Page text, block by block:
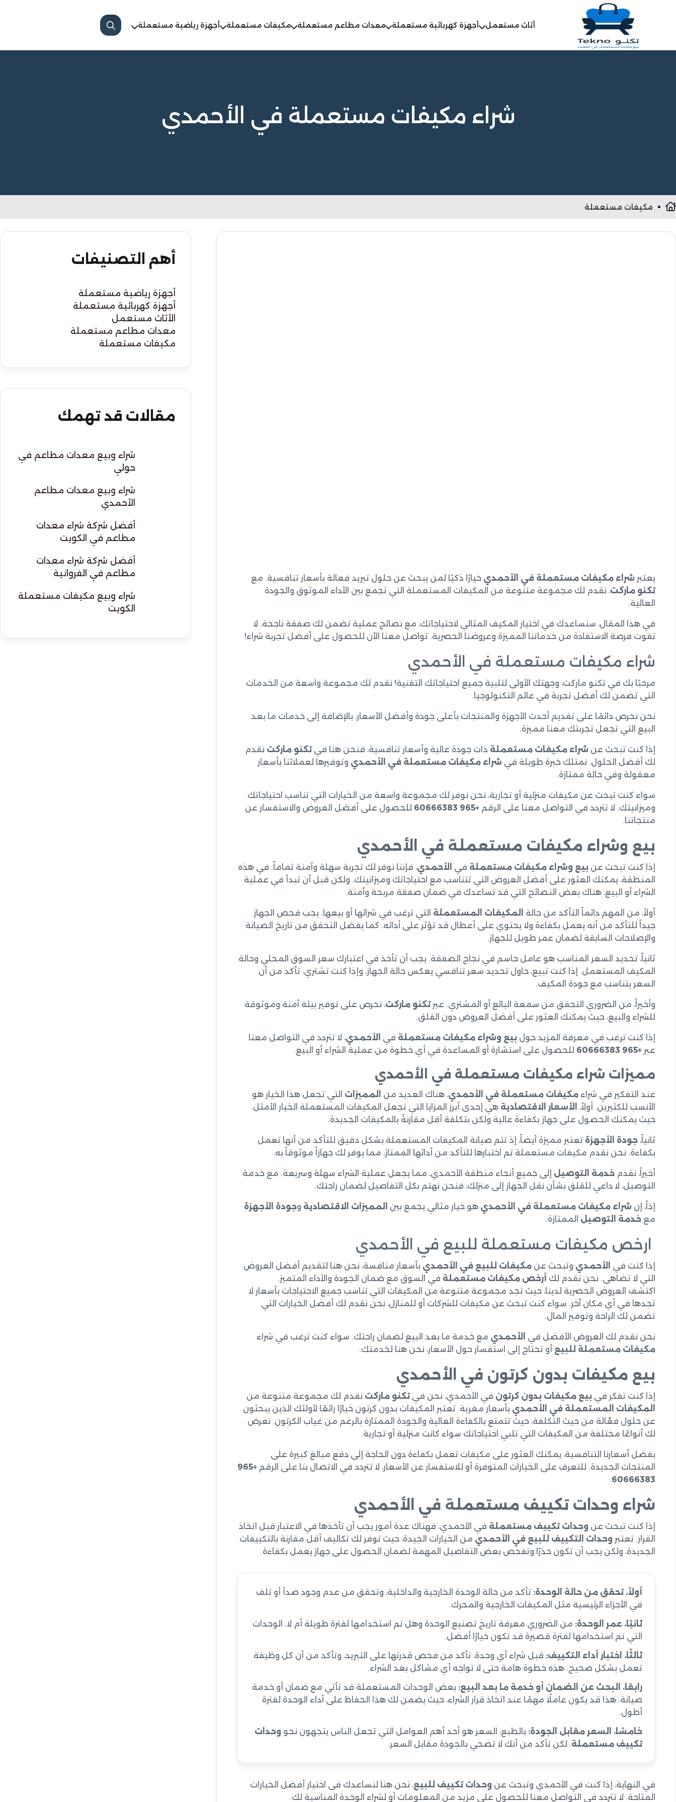
أثاث مستعمل أجهزة كهربائية مستعملة معدات مطاعم مستعملة مكيفات مستعملة أجهزة رياضية مستعملة
شراء مكيفات مستعملة في الأحمدي
مكيفات مستعملة
يعتبر شراء مكيفات مستعملة في الأحمدي خيارًا ذكيًا لمن يبحث عن حلول تبريد فعالة بأسعار تنافسية. مع
تكنو ماركت، نقدم لك مجموعة متنوعة من المكيفات المستعملة التي تجمع بين الأداء الموثوق والجودة
العالية.
في هذا المقال، سنساعدك في اختيار المكيف المثالي لاحتياجاتك، مع نصائح عملية تضمن لك صفقة ناجحة. لا
تفوت فرصة الاستفادة من خدماتنا المميزة وعروضنا الحصرية. تواصل معنا الآن للحصول على أفضل تجربة شراء!
شراء مكيفات مستعملة في الأحمدي
مرحبًا بك في تكنو ماركت، وجهتك الأولى لتلبية جميع احتياجاتك التقنية! نقدم لك مجموعة واسعة من الخدمات
التي تضمن لك أفضل تجربة في عالم التكنولوجيا.
نحن نحرص دائمًا على تقديم أحدث الأجهزة والمنتجات بأعلى جودة وأفضل الأسعار، بالإضافة إلى خدمات ما بعد
البيع التي تجعل تجربتك معنا مميزة.
إذا كنت تبحث عن شراء مكيفات مستعملة ذات جودة عالية وأسعار تنافسية، فنحن هنا فيتكنو ماركت نقدم
لك أفضل الحلول. نمتلك خبرة طويلة في شراء مكيفات مستعملة في الأحمدي وتوفيرها لعملائنا بأسعار
معقولة وفي حالة ممتازة.
سواء كنت تبحث عن مكيفات منزلية أو تجارية، نحن نوفر لك مجموعة واسعة من الخيارات التي تناسب احتياجاتك
وميزانيتك. لا تتردد في التواصل معنا على الرقم +965 60666383
للحصول على أفضل العروض والاستفسار عن
منتجاتنا.
بيع وشراء مكيفات مستعملة في الأحمدي
إذا كنت تبحث عن بيع وشراء مكيفات مستعملة في الأحمدي، فإننا نوفر لك تجربة سهلة وآمنة تماماً. في هذه
المنطقة، يمكنك العثور على أفضل العروض التي تتناسب مع احتياجاتك وميزانيتك. ولكن قبل أن تبدأ في عملية
الشراء أو البيع، هناك بعض النصائح التي قد تساعدك في ضمان صفقة مربحة وآمنة.
أولاً، من المهم دائماً التأكد من حالة المكيفات المستعملة التي ترغب في شرائها أو بيعها. يجب فحص الجهاز
جيداً للتأكد من أنه يعمل بكفاءة ولا يحتوي على أعطال قد تؤثر على أدائه. كما يفضل التحقق من تاريخ الصيانة
والإصلاحات السابقة لضمان عمر طويل للجهاز.
ثانياً، تحديد السعر المناسب هو عامل حاسم في نجاح الصفقة. يجب أن تأخذ في اعتبارك سعر السوق المحلي وحالة
المكيف المستعمل. إذا كنت تبيع، حاول تحديد سعر تنافسي يعكس حالة الجهاز، وإذا كنت تشتري، تأكد من أن
السعر يتناسب مع جودة المكيف.
وأخيراً، من الضروري التحقق من سمعة البائع أو المشتري. عبرتكنو ماركت، نحرص على توفير بيئة آمنة وموثوقة
للشراء والبيع، حيث يمكنك العثور على أفضل العروض دون القلق.
إذا كنت ترغب في معرفة المزيد حول بيع وشراء مكيفات مستعملة في الأحمدي، لا تتردد في التواصل معنا
عبر +965 60666383 للحصول على استشارة أو المساعدة في أي خطوة من عملية الشراء أو البيع.
مميزات شراء مكيفات مستعملة في الأحمدي
عند التفكير في شراء مكيفات مستعملة في الأحمدي، هناك العديد من المميزات التي تجعل هذا الخيار هو
الأنسب للكثيرين. أولاً،
الأسعار الاقتصادية هي إحدى أبرز المزايا التي تجعل المكيفات المستعملة الخيار الأمثل.
حيث يمكنك الحصول على جهاز بكفاءة عالية ولكن بتكلفة أقل مقارنةً بالمكيفات الجديدة.
ثانياً، جودة الأجهزة تعتبر مميزة أيضاً، إذ تتم صيانة المكيفات المستعملة بشكل دقيق للتأكد من أنها تعمل
بكفاءة. نحن نقدم مكيفات مستعملة تم اختبارها للتأكد من أدائها الممتاز، مما يوفر لك جهازاً موثوقاً به.
أخيراً، نقدم خدمة التوصيل إلى جميع أنحاء منطقة الأحمدي، مما يجعل عملية الشراء سهلة وسريعة. مع خدمة
التوصيل، لا داعي للقلق بشأن نقل الجهاز إلى منزلك، فنحن نهتم بكل التفاصيل لضمان راحتك.
إذاً، إن شراء مكيفات مستعملة في الأحمدي هو خيار مثالي يجمع بين المميزات الاقتصادية وجودة الأجهزة
مع خدمة التوصيل الممتازة.
ارخص مكيفات مستعملة للبيع في الأحمدي
إذا كنت في الأحمدي وتبحث عن مكيفات للبيع في الأحمدي بأسعار منافسة، نحن هنا لتقديم أفضل العروض
التي لا تضاهى. نحن نقدم لك أرخص مكيفات مستعملة في السوق مع ضمان الجودة والأداء المتميز.
اكتشف العروض الحصرية لدينا، حيث تجد مجموعة متنوعة من المكيفات التي تناسب جميع الاحتياجات بأسعار لا
تجدها في أي مكان آخر. سواء كنت تبحث عن مكيفات للشركات أو للمنازل، نحن نقدم لك أفضل الخيارات التي
تضمن لك الراحة وتوفير المال.
نحن نقدم لك العروض الأفضل في الأحمدي مع خدمة ما بعد البيع لضمان راحتك. سواء كنت ترغب في شراء
مكيفات مستعملة للبيع أو تحتاج إلى استفسار حول الأسعار، نحن هنا لخدمتك.
بيع مكيفات بدون كرتون في الأحمدي
إذا كنت تفكر في بيع مكيفات بدون كرتون في الأحمدي، نحن فيتكنو ماركت نقدم لك مجموعة متنوعة من
المكيفات المستعملة في الأحمدي بأسعار مغرية. تعتبر المكيفات بدون كرتون خيارًا رائعًا لأولئك الذين يبحثون
عن حلول فعّالة من حيث التكلفة، حيث تتمتع بالكفاءة العالية والجودة الممتازة بالرغم من غياب الكرتون. نعرض
لك أنواعًا مختلفة من المكيفات التي تلبي احتياجاتك سواء كانت منزلية أو تجارية.
بفضل أسعارنا التنافسية، يمكنك العثور على مكيفات تعمل بكفاءة دون الحاجة إلى دفع مبالغ كبيرة على
المنتجات الجديدة. للتعرف على الخيارات المتوفرة أو للاستفسار عن الأسعار، لا تتردد في الاتصال بنا على الرقم
+965
60666383
.
شراء وحدات تكييف مستعملة في الأحمدي
إذا كنت تبحث عن وحدات تكييف مستعملة في الأحمدي، فهناك عدة أمور يجب أن تأخذها في الاعتبار قبل اتخاذ
القرار. تعتبر وحدات التكييف للبيع في الأحمدي من الخيارات الجيدة، حيث توفر لك تكاليف أقل مقارنة بالتكييفات
الجديدة، ولكن يجب أن تكون حذرًا وتفحص بعض التفاصيل المهمة لضمان الحصول على جهاز يعمل بكفاءة.
أولاً، تحقق من حالة الوحدة: تأكد من حالة الوحدة الخارجية والداخلية، وتحقق من عدم وجود صدأ أو تلف
في الأجزاء الرئيسية مثل المكيفات الخارجية والمحرك.
ثانيًا، عمر الوحدة: من الضروري معرفة تاريخ تصنيع الوحدة وهل تم استخدامها لفترة طويلة أم لا. الوحدات
التي تم استخدامها لفترة قصيرة قد تكون خيارًا أفضل.
ثالثًا، اختبار أداء التكييف: قبل شراء أي وحدة، تأكد من فحص قدرتها على التبريد، وتأكد من أن كل وظيفة
تعمل بشكل صحيح. هذه خطوة هامة حتى لا تواجه أي مشاكل بعد الشراء.
رابعًا، البحث عن الضمان أو خدمة ما بعد البيع: بعض الوحدات المستعملة قد تأتي مع ضمان أو خدمة
صيانة. هذا قد يكون عاملًا مهمًا عند اتخاذ قرار الشراء، حيث يضمن لك هذا الحفاظ على أداء الوحدة لفترة
أطول.
خامسًا، السعر مقابل الجودة: بالطبع، السعر هو أحد أهم العوامل التي تجعل الناس يتجهون نحو وحدات
تكييف مستعملة. لكن تأكد من أنك لا تضحي بالجودة مقابل السعر.
في النهاية، إذا كنت في الأحمدي وتبحث عن وحدات تكييف للبيع، نحن هنا لنساعدك فى اختيار أفضل الخيارات
المتاحة. لا تتردد في التواصل معنا للحصول على مزيد من المعلومات أو لشراء الوحدة المناسبة لك.
أهم التصنيفات
أجهزة رياضية مستعملة
أجهزة كهربائية مستعملة
الأثاث مستعمل
معدات مطاعم مستعملة
مكيفات مستعملة
مقالات قد تهمك
شراء وبيع معدات مطاعم في
حولي
شراء وبيع معدات مطاعم
الأحمدي
أفضل شركة شراء معدات
مطاعم في الكويت
أفضل شركة شراء معدات
مطاعم في الفروانية
شراء وبيع مكيفات مستعملة
الكويت